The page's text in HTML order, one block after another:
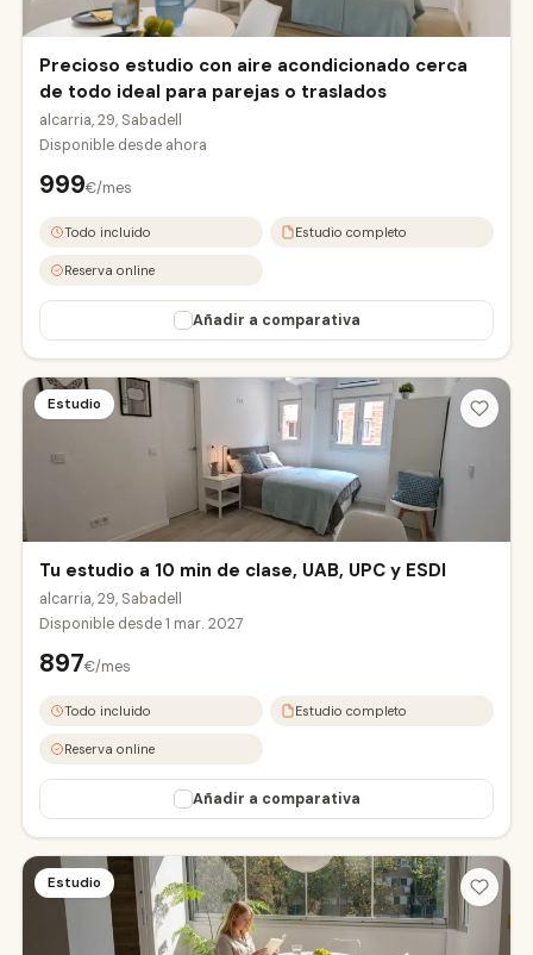
Precioso estudio con aire acondicionado cerca
de todo ideal para parejas o traslados
alcarria, 29, Sabadell
Disponible desde ahora
999€/mes
Todo incluido Estudio completo
Reserva online
Añadir a comparativa
Estudio
Tu estudio a 10 min de clase, UAB, UPC y ESDI
alcarria, 29, Sabadell
Disponible desde1 mar. 2027
897€/mes
Todo incluido Estudio completo
Reserva online
Añadir a comparativa
Estudio
UAB Campus
OVIEDO2-A
OVIEDO2-B